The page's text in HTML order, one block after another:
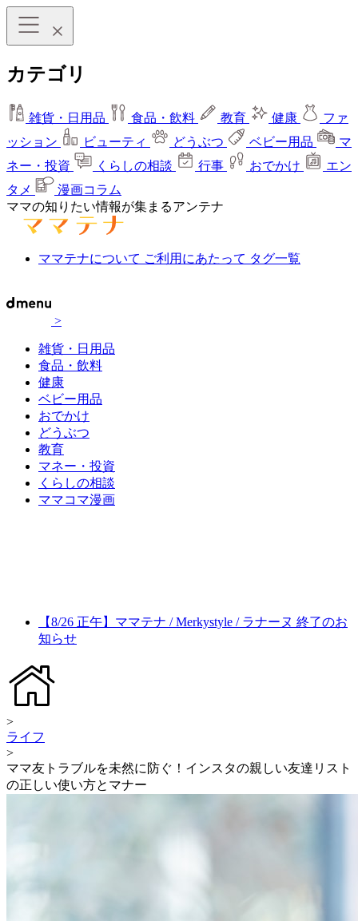
カテゴリ
雑貨・日用品 食品・飲料 教育 健康
ファ
ッション
ビューティ どうぶつ ベビー用品
マ
ネー・投資
くらしの相談 行事 おでかけ
エン
タメ
漫画コラム
ママの知りたい情報が集まるアンテナ
ママテナについて ご利用にあたって タグ一覧
>
雑貨・日用品
食品・飲料
健康
ベビー用品
おでかけ
どうぶつ
教育
マネー・投資
くらしの相談
ママコマ漫画
【8/26 正午】ママテナ / Merkystyle / ラナーヌ 終了のお
知らせ
>
ライフ
>
ママ友トラブルを未然に防ぐ！インスタの親しい友達リスト
の正しい使い方とマナー